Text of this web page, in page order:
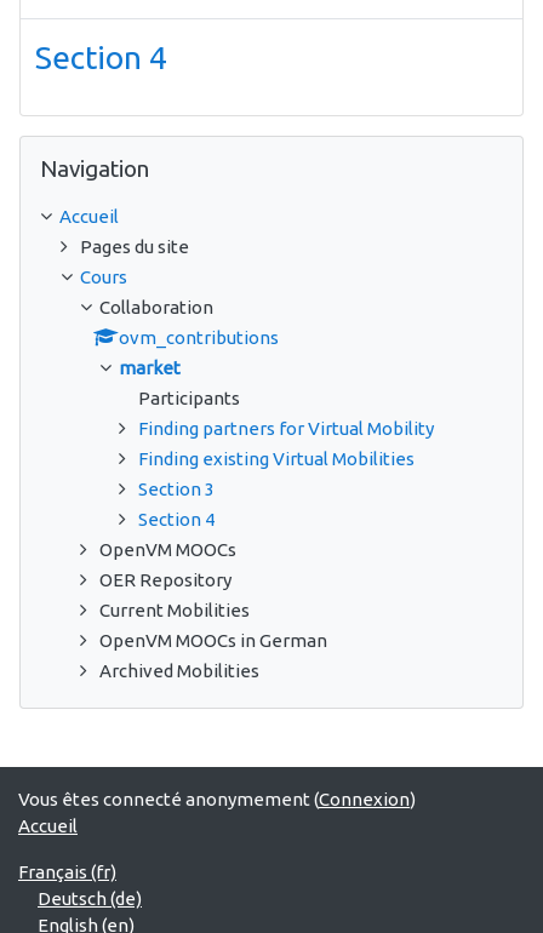
Section 4
Navigation
Accueil
Pages du site
Cours
Collaboration
ovm_contributions
market
Participants
Finding partners for Virtual Mobility
Finding existing Virtual Mobilities
Section 3
Section 4
OpenVM MOOCs
OER Repository
Current Mobilities
OpenVM MOOCs in German
Archived Mobilities
Vous êtes connecté anonymement (Connexion)
Accueil
Français ‎(fr)‎
Deutsch ‎(de)‎
English ‎(en)‎